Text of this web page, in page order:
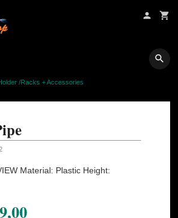
/Racks + Accessories
Material: Plastic Height: